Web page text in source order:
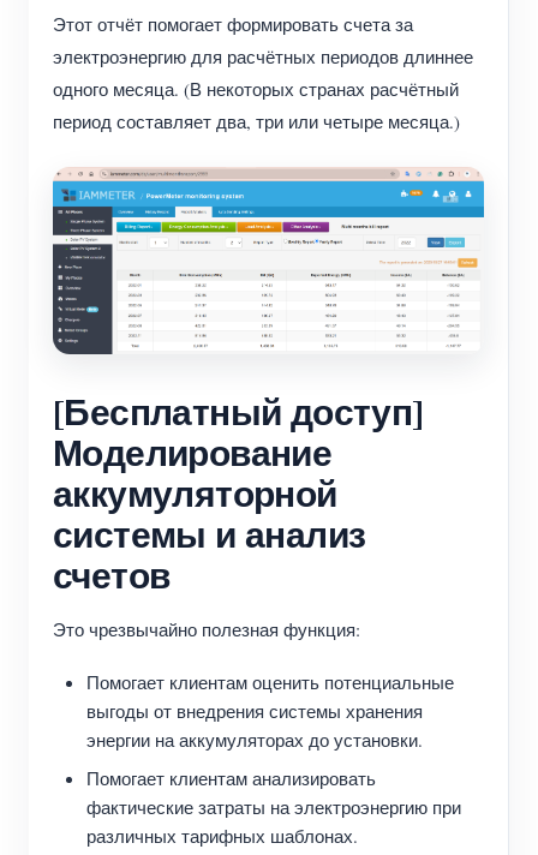
Этот отчёт помогает формировать счета за
электроэнергию для расчётных периодов длиннее
одного месяца. (В некоторых странах расчётный
период составляет два, три или четыре месяца.)
[Бесплатный доступ]
Моделирование
аккумуляторной
системы и анализ
счетов
Это чрезвычайно полезная функция:
Помогает клиентам оценить потенциальные
выгоды от внедрения системы хранения
энергии на аккумуляторах до установки.
Помогает клиентам анализировать
фактические затраты на электроэнергию при
различных тарифных шаблонах.